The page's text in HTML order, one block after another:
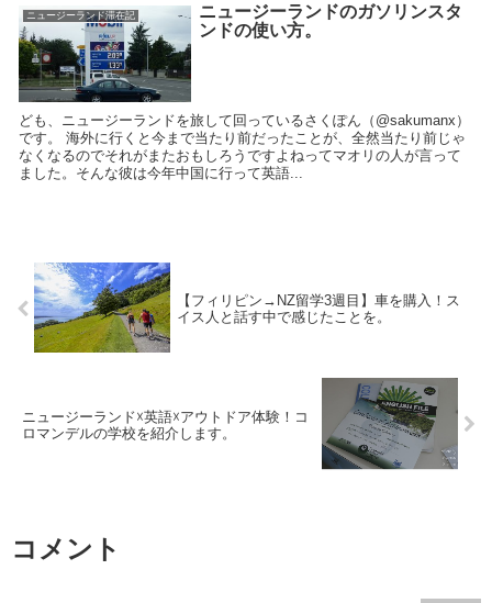
ニュージーランド滞在記
ニュージーランドのガソリンスタ
ンドの使い方。
ども、ニュージーランドを旅して回っているさくぽん（@sakumanx）
です。 海外に行くと今まで当たり前だったことが、全然当たり前じゃ
なくなるのでそれがまたおもしろうですよねってマオリの人が言って
ました。そんな彼は今年中国に行って英語...
【フィリピン→NZ留学3週目】車を購入！ス
イス人と話す中で感じたことを。
ニュージーランド☓英語☓アウトドア体験！コ
ロマンデルの学校を紹介します。
コメント